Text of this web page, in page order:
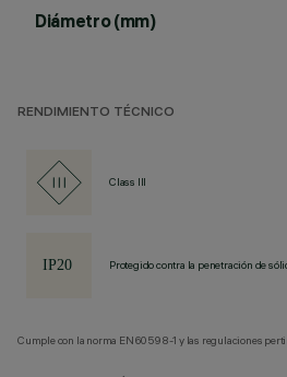
Diámetro (mm)
RENDIMIENTO TÉCNICO
Class III
Protegido contra la penetración de
Cumple con la norma EN60598-1 y las regulaciones